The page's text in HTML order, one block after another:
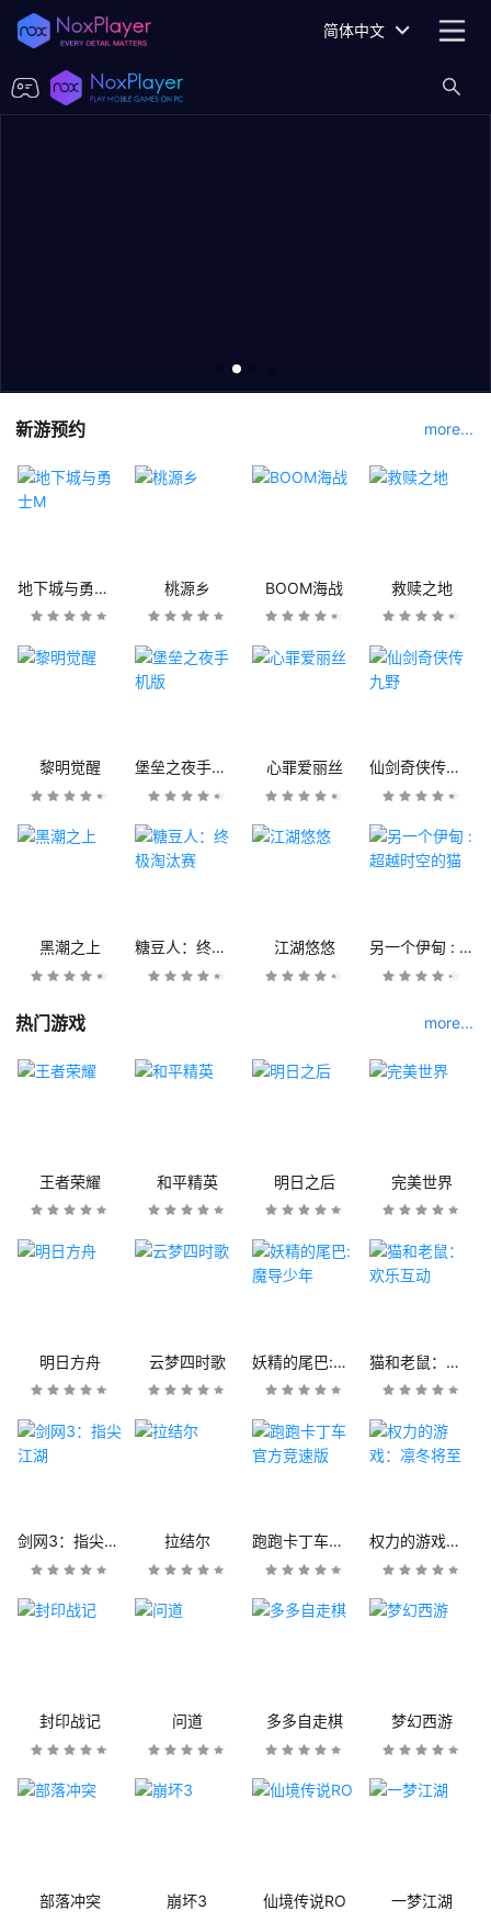
简体中文
新游预约 more...
地下城与勇士M 桃源乡 BOOM海战 救赎之地
黎明觉醒 堡垒之夜手机版 心罪爱丽丝 仙剑奇侠传九野
黑潮之上 糖豆人：终极淘汰赛 江湖悠悠 另一个伊甸 : 超越时空的猫
热门游戏 more...
王者荣耀 和平精英 明日之后 完美世界
明日方舟 云梦四时歌 妖精的尾巴:魔导少年 猫和老鼠：欢乐互动
剑网3：指尖江湖 拉结尔 跑跑卡丁车官方竞速版 权力的游戏：凛冬将至
封印战记 问道 多多自走棋 梦幻西游
部落冲突 崩坏3 仙境传说RO 一梦江湖